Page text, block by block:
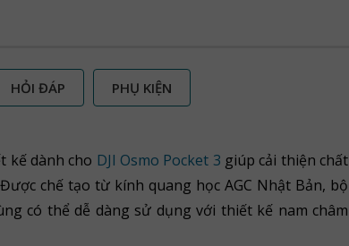
HỎI ĐÁP PHỤ KIỆN
kế dành cho DJI Osmo Pocket 3 giúp cải thiện chất
chế tạo từ kính quang học AGC Nhật Bản, bộ
có thể dễ dàng sử dụng với thiết kế nam châm